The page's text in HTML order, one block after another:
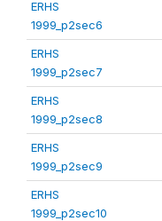
ERHS
1999_p2sec6
ERHS
1999_p2sec7
ERHS
1999_p2sec8
ERHS
1999_p2sec9
ERHS
1999_p2sec10